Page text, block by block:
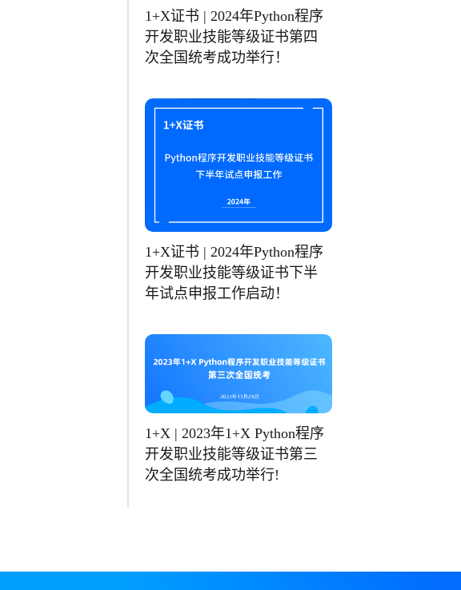
1+X证书 | 2024年Python程序
开发职业技能等级证书第四
次全国统考成功举行！
1+X证书 | 2024年Python程序
开发职业技能等级证书下半
年试点申报工作启动！
1+X | 2023年1+X Python程序
开发职业技能等级证书第三
次全国统考成功举行!